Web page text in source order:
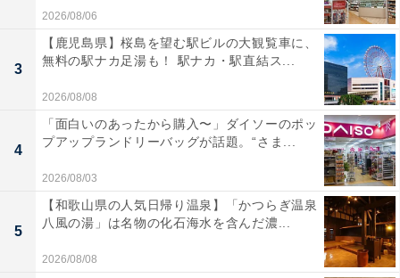
あわせて読みたい
【神奈川県の人気スーパー銭湯】「スパ・リ
ブール ヨコハマ」はバリの雰囲気が漂う癒し
2026/08/06
3
【鹿児島県】桜島を望む駅ビルの大観覧車に、
無料の駅ナカ足湯も！ 駅ナカ・駅直結ス...
2026/08/08
4
「面白いのあったから購入〜」ダイソーのポッ
プアップランドリーバッグが話題。“さま...
2026/08/03
5
【和歌山県の人気日帰り温泉】「かつらぎ温泉
八風の湯」は名物の化石海水を含んだ濃...
2026/08/08